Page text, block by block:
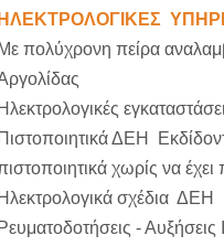
ΗΛΕΚΤΡΟΛΟΓΙΚΕΣ
Με πολύχρονη πείρα
Ηλεκτρολογικές
Πιστοποιητικά ΔΕΗ
χωρίς να
Ηλεκτρολογικά σχέδια ΔΕΗ
Ρευματοδοτήσεις -